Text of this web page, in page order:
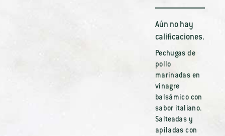
Aún no hay
calificaciones.
Pechugas de
pollo
marinadas en
vinagre
balsámico con
sabor italiano.
Salteadas y
apiladas con